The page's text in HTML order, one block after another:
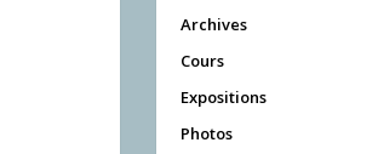
Archives
Cours
Expositions
Photos